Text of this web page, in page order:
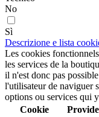
No
Sì
Descrizione e lista
Les cookies
les services de la
il n'est donc pas
l'utilisateur de naviguer
options ou services qui
Cookie